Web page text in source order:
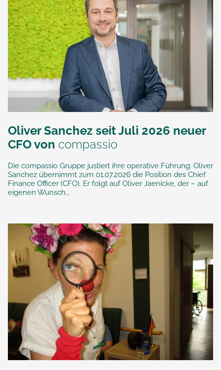
Oliver Sanchez seit Juli 2026 neuer
CFO von compassio
Die compassio Gruppe justiert ihre operative Führung: Oliver
Sanchez übernimmt zum 01.07.2026 die Position des Chief
Finance Officer (CFO). Er folgt auf Oliver Jaenicke, der – auf
eigenen Wunsch...